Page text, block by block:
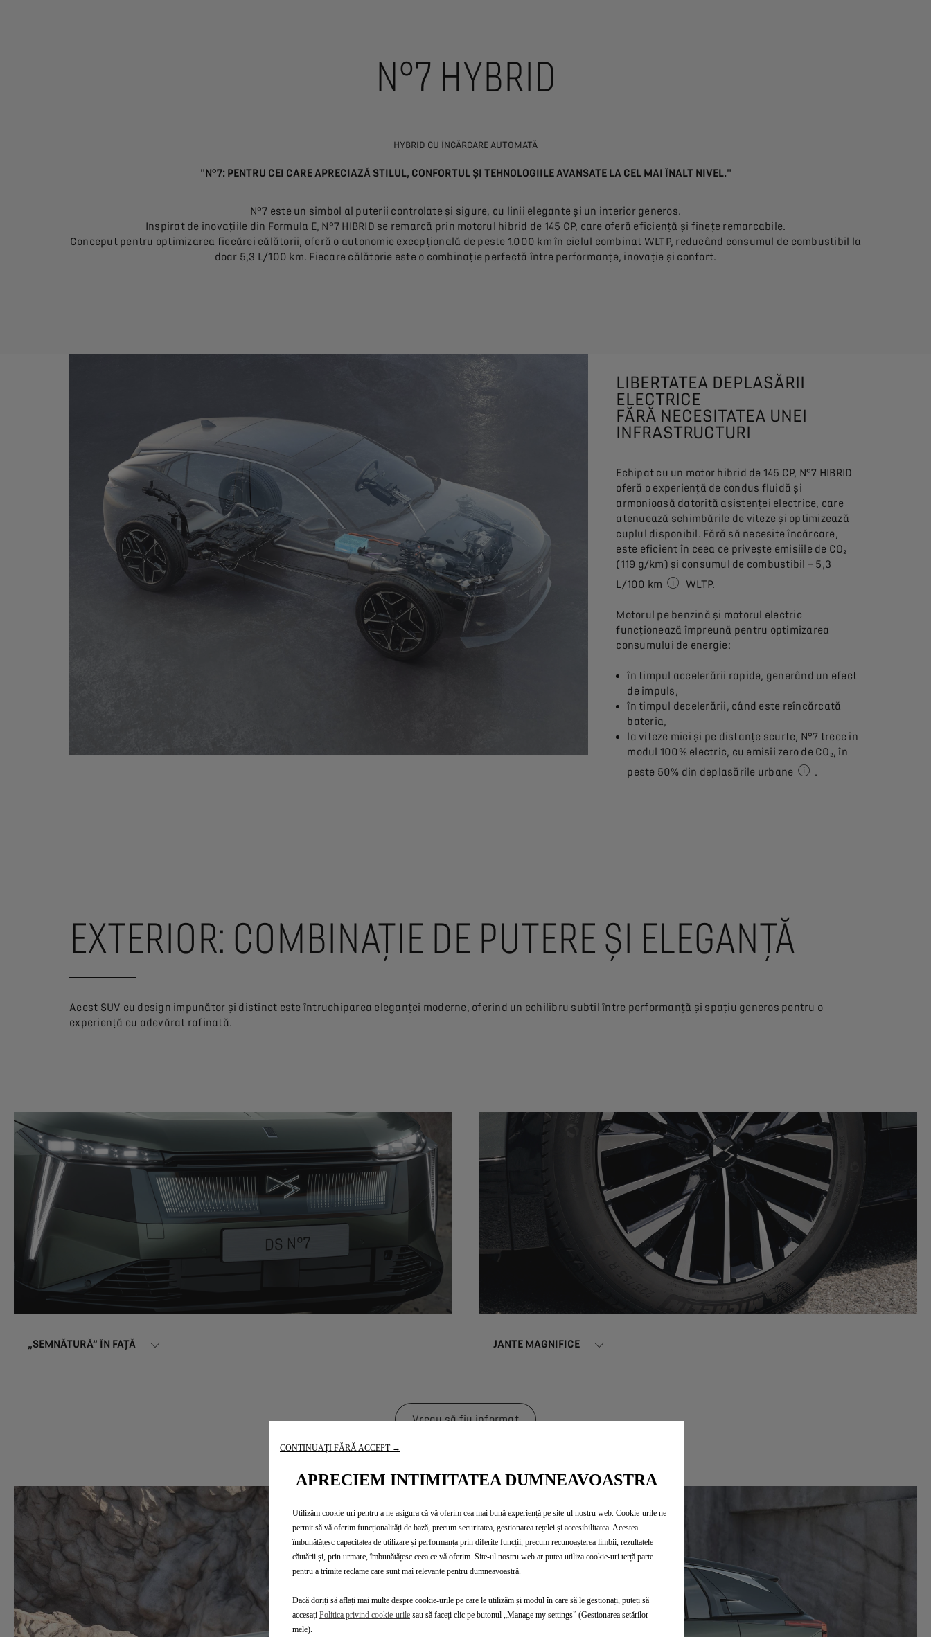
N°7 HYBRID
HYBRID CU ÎNCĂRCARE AUTOMATĂ
"N°7: PENTRU CEI CARE APRECIAZĂ STILUL, CONFORTUL ȘI TEHNOLOGIILE AVANSATE LA CEL MAI ÎNALT NIVEL."
N°7 este un simbol al puterii controlate și sigure, cu linii elegante și un interior generos.
Inspirat de inovațiile din Formula E, N°7 HIBRID se remarcă prin motorul hibrid de 145 CP, care oferă eficiență și finețe remarcabile.
Conceput pentru optimizarea fiecărei călătorii, oferă o autonomie excepțională de peste 1.000 km în ciclul combinat WLTP, reducând consumul de combustibil la
doar 5,3 L/100 km. Fiecare călătorie este o combinație perfectă între performanțe, inovație și confort.
LIBERTATEA DEPLASĂRII
ELECTRICE
FĂRĂ NECESITATEA UNEI
INFRASTRUCTURI
Echipat cu un motor hibrid de 145 CP, N°7 HIBRID
oferă o experiență de condus fluidă și
armonioasă datorită asistenței electrice, care
atenuează schimbările de viteze și optimizează
cuplul disponibil. Fără să necesite încărcare,
este eficient în ceea ce privește emisiile de CO₂
(119 g/km) și consumul de combustibil – 5,3
L/100 km
WLTP.
Motorul pe benzină și motorul electric
funcționează împreună pentru optimizarea
consumului de energie:
în timpul accelerării rapide, generând un efect
de impuls,
în timpul decelerării, când este reîncărcată
bateria,
la viteze mici și pe distanțe scurte, N°7 trece în
modul 100% electric, cu emisii zero de CO₂, în
peste 50% din deplasările urbane
.
EXTERIOR: COMBINAȚIE DE PUTERE ȘI ELEGANȚĂ
Acest SUV cu design impunător și distinct este întruchiparea eleganței moderne, oferind un echilibru subtil între performanță și spațiu generos pentru o
experiență cu adevărat rafinată.
„SEMNĂTURĂ” ÎN FAȚĂ JANTE MAGNIFICE
Vreau să fiu informat
CONTINUAȚI FĂRĂ ACCEPT →
APRECIEM INTIMITATEA DUMNEAVOASTRA
Utilizăm cookie-uri pentru a ne asigura că vă oferim cea mai bună experiență pe site-ul nostru web. Cookie-urile ne
permit să vă oferim funcționalități de bază, precum securitatea, gestionarea rețelei și accesibilitatea. Acestea
îmbunătățesc capacitatea de utilizare și performanța prin diferite funcții, precum recunoașterea limbii, rezultatele
căutării și, prin urmare, îmbunătățesc ceea ce vă oferim. Site-ul nostru web ar putea utiliza cookie-uri terță parte
pentru a trimite reclame care sunt mai relevante pentru dumneavoastră.
Dacă doriți să aflați mai multe despre cookie-urile pe care le utilizăm și modul în care să le gestionați, puteți să
accesați Politica privind cookie-urile sau să faceți clic pe butonul „Manage my settings” (Gestionarea setărilor
mele).